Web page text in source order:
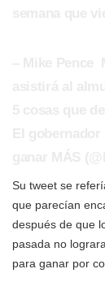
Su tweet se
que parecían
después de que
pasada no
para ganar por